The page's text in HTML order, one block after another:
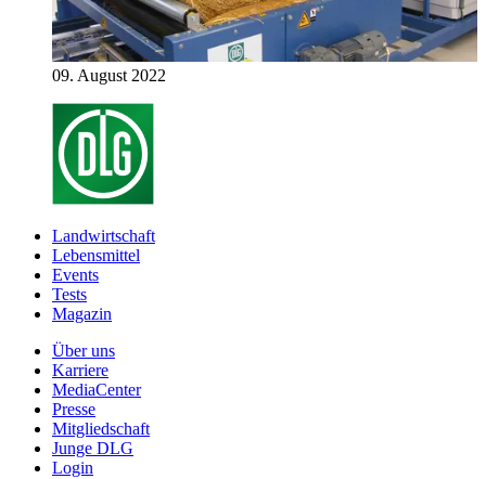
09. August 2022
Landwirtschaft
Lebensmittel
Events
Tests
Magazin
Über uns
Karriere
MediaCenter
Presse
Mitgliedschaft
Junge DLG
Login